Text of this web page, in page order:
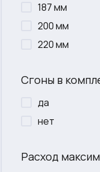
187 мм
200 мм
220 мм
Сгоны в
да
нет
Расход